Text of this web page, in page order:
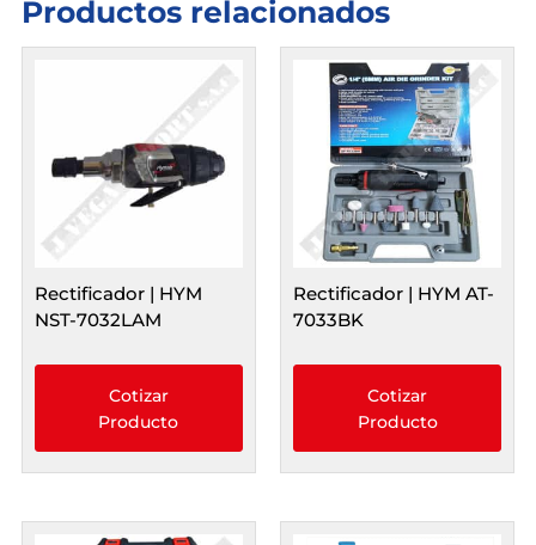
Productos relacionados
Rectificador | HYM
NST-7032LAM
Cotizar
Producto
Rectificador | HYM AT-
7033BK
Cotizar
Producto